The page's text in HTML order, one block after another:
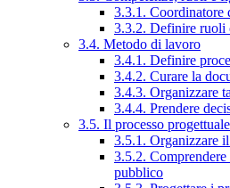
3.3.1. Coordinatore
3.3.2. Definire ruoli
3.4. Metodo di lavoro
3.4.1. Definire
3.4.2. Curare la
3.4.3. Organizzare
3.4.4. Prendere
3.5. Il processo progettuale
3.5.1. Organizzare
3.5.2.
pubblico